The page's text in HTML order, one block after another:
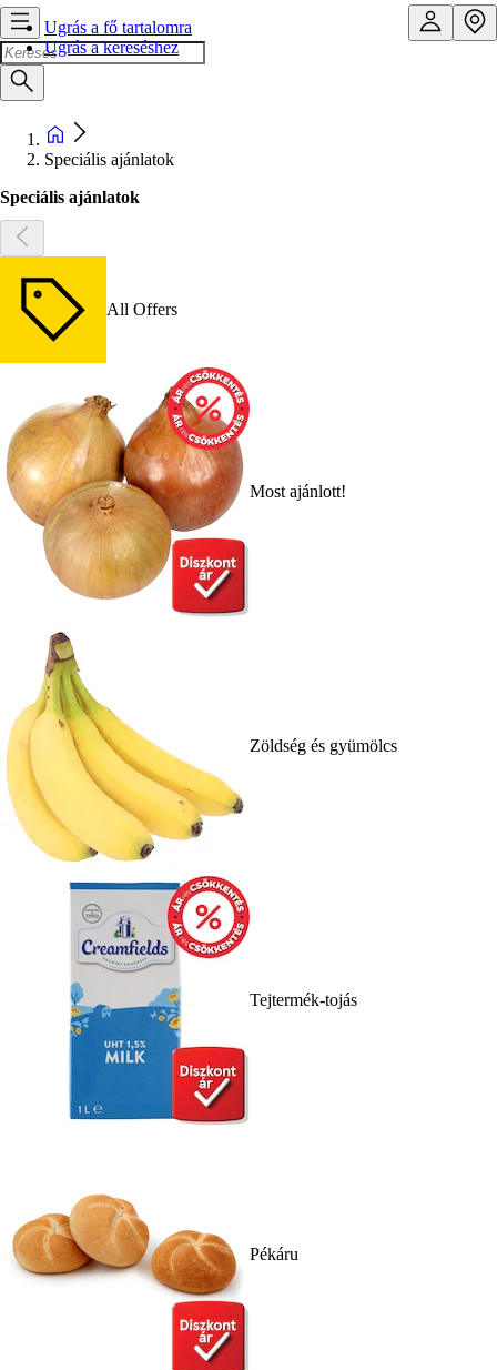
Ugrás a fő tartalomra
Ugrás a kereséshez
Speciális ajánlatok
Speciális ajánlatok
All Offers
Most ajánlott!
Zöldség és gyümölcs
Tejtermék-tojás
Pékáru